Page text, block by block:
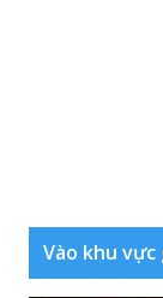
Vào khu vực